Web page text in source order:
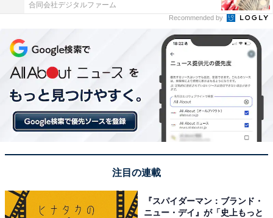
こちらもおすすめ
【2025年7月調査】好き＆行ってみたい「日本
の世界遺産」ランキング！ 「厳島神社」と並ん
だ同率1位は？
合同会社デジタルファーム
Recommended by
注目の連載
『スパイダーマン：ブランド・
ニュー・デイ』が「史上もっと